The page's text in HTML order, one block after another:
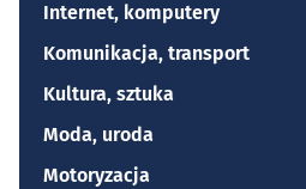
Internet, komputery
Komunikacja, transport
Kultura, sztuka
Moda, uroda
Motoryzacja